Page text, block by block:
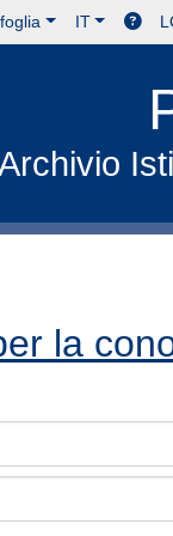
IT
la